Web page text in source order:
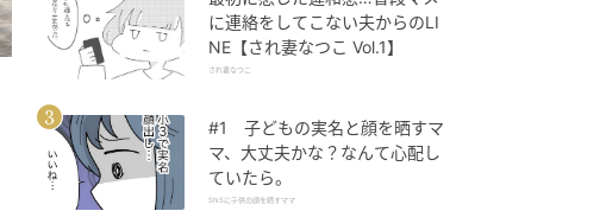
に連絡をしてこない夫からのLI
NE【され妻なつこ Vol.1】
され妻なつこ
#1 子どもの実名と顔を晒すマ
マ、大丈夫かな？なんて心配し
ていたら。
SNSに子供の顔を晒すママ